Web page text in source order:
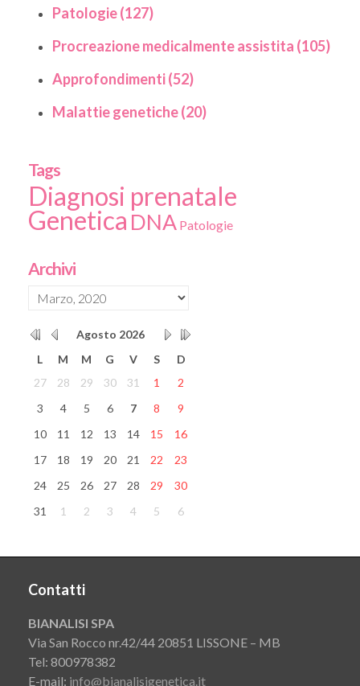
Patologie (127)
Procreazione medicalmente assistita (105)
Approfondimenti (52)
Malattie genetiche (20)
Tags
Diagnosi prenatale
Genetica DNA Patologie
Archivi
Agosto 2026
L
M M G V S
D
27
28 29 30 31 1
2
3
4 5 6 7 8
9
10
11 12 13 14 15
16
17
18 19 20 21 22
23
24
25 26 27 28 29
30
31
1 2 3 4 5 6
Contatti
BIANALISI SPA
Via San Rocco nr.42/44 20851 LISSONE – MB
Tel: 800978382
E-mail: info@bianalisigenetica.it